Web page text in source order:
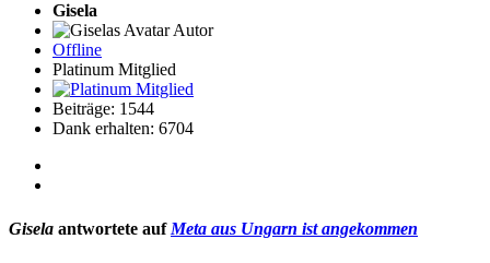
Gisela
Autor
Offline
Platinum Mitglied
Beiträge: 1544
Dank erhalten: 6704
Gisela antwortete auf Meta aus Ungarn ist angekommen